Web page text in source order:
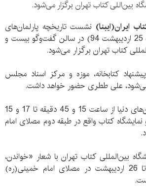
بین‌اللی کتاب تهران برگزار می‌شود.
ایران(ایبنا) نشست تاریخچه پارلمان‌های
دنیا عصر امروز، (جمعه 25 اردیبهشت 94) در سالن گفت‌وگو بیست و
کتاب تهران برگزار می‌شود.
کتابخانه، موزه و مرکز اسناد مجلس
می‌شود، علی ططری حضور خواهد داشت.
نشست تاریخچه پارلمان‌های دنیا از ساعت 15 و 45 دقیقه تا 17 و 15
کتاب واقع در طبقه دوم مصلای امام
بین‌المللی کتاب تهران با شعار «خواندن،
گفت و گو با جهان» تا 26 اردیبهشت در مصلای امام خمینی(ره)